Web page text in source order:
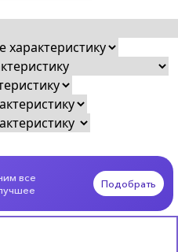
все
Подобрать